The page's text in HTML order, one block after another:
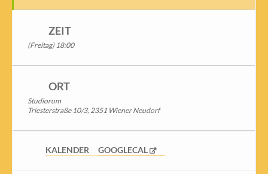
ZEIT
(Freitag) 18:00
ORT
Studiorum
Triesterstraße 10/3, 2351 Wiener Neudorf
KALENDER GOOGLECAL